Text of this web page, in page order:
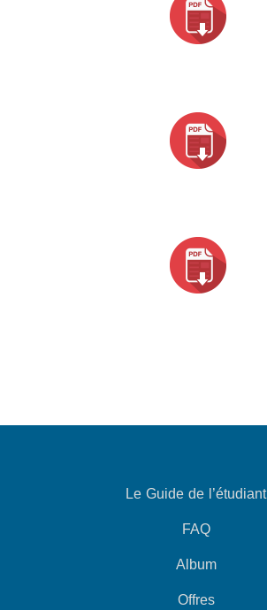
Le Guide de l’étudiant
FAQ
Album
Offres